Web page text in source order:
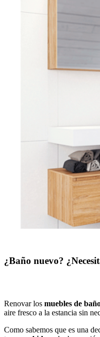
¿Baño nuevo?
Renovar los muebles de
aire fresco a la estancia sin
Como sabemos que es una